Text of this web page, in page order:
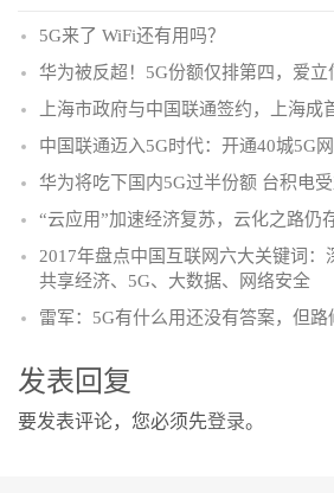
5G来了 WiFi还有用吗？
华为被反超！5G份额仅排第四，爱
上海市政府与中国联通签约，上海成
中国联通迈入5G时代：开通40城5G
华为将吃下国内5G过半份额 台积电
“云应用”加速经济复苏，云化之路仍
2017年盘点中国互联网六大关键词：
共享经济、5G、大数据、网络安全
雷军：5G有什么用还没有答案，但路
发表回复
要发表评论，您必须先登录。